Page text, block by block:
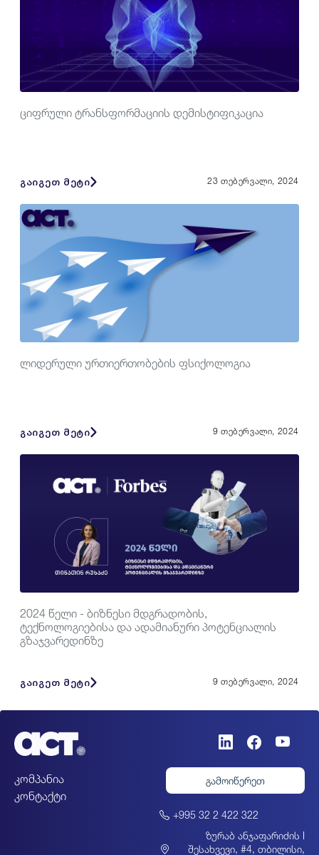
ციფრული ტრანსფორმაციის დემისტიფიკაცია
გაიგეთ მეტი 23 თებერვალი, 2024
ლიდერული ურთიერთობების ფსიქოლოგია
გაიგეთ მეტი 9 თებერვალი, 2024
2024 წელი - ბიზნესი მდგრადობის,
ტექნოლოგიებისა და ადამიანური პოტენციალის
გზაჯვარედინზე
გაიგეთ მეტი 9 თებერვალი, 2024
კომპანია
კონტაქტი
გამოიწერეთ
+995 32 2 422 322
ზურაბ ანჯაფარიძის I
შესახვევი, #4, თბილისი,